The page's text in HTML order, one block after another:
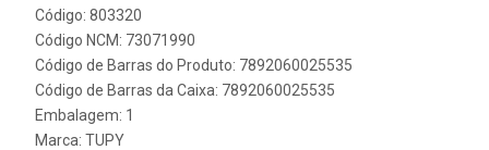
Código: 803320
Código NCM: 73071990
Código de Barras do Produto: 7892060025535
Código de Barras da Caixa: 7892060025535
Embalagem: 1
Marca: TUPY